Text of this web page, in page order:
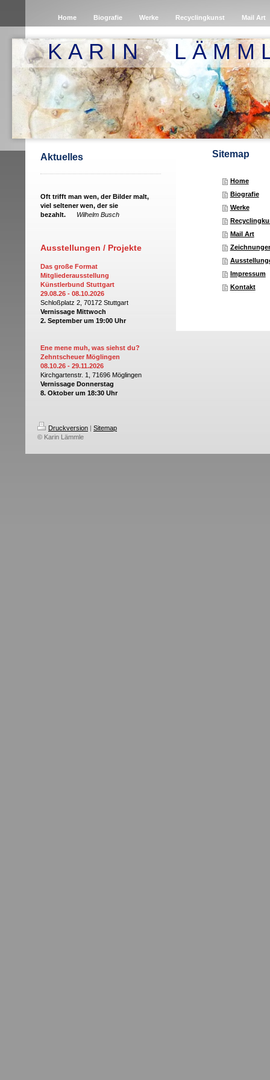
Home Biografie Werke Recyclingkunst Mail Art
K A R I N L Ä M M
Aktuelles
Oft trifft man wen, der Bilder malt,
viel seltener wen, der sie
bezahlt.
Wilhelm Busch
Ausstellungen / Projekte
Das große Format
Mitgliederausstellung
Künstlerbund Stuttgart
29.08.26 - 08.10.2026
Schloßplatz 2, 70172 Stuttgart
Vernissage Mittwoch
2. Septemberum 19:00 Uhr
Ene mene muh, was siehst du?
Zehntscheuer Möglingen
08.10.26 - 29.11.2026
Kirchgartenstr. 1, 71696 Möglingen
Vernissage Donnerstag
8. Oktober um 18:30 Uhr
Sitemap
Home
Biografie
Werke
Mail Art
Impressum
Kontakt
Druckversion | Sitemap
© Karin Lämmle